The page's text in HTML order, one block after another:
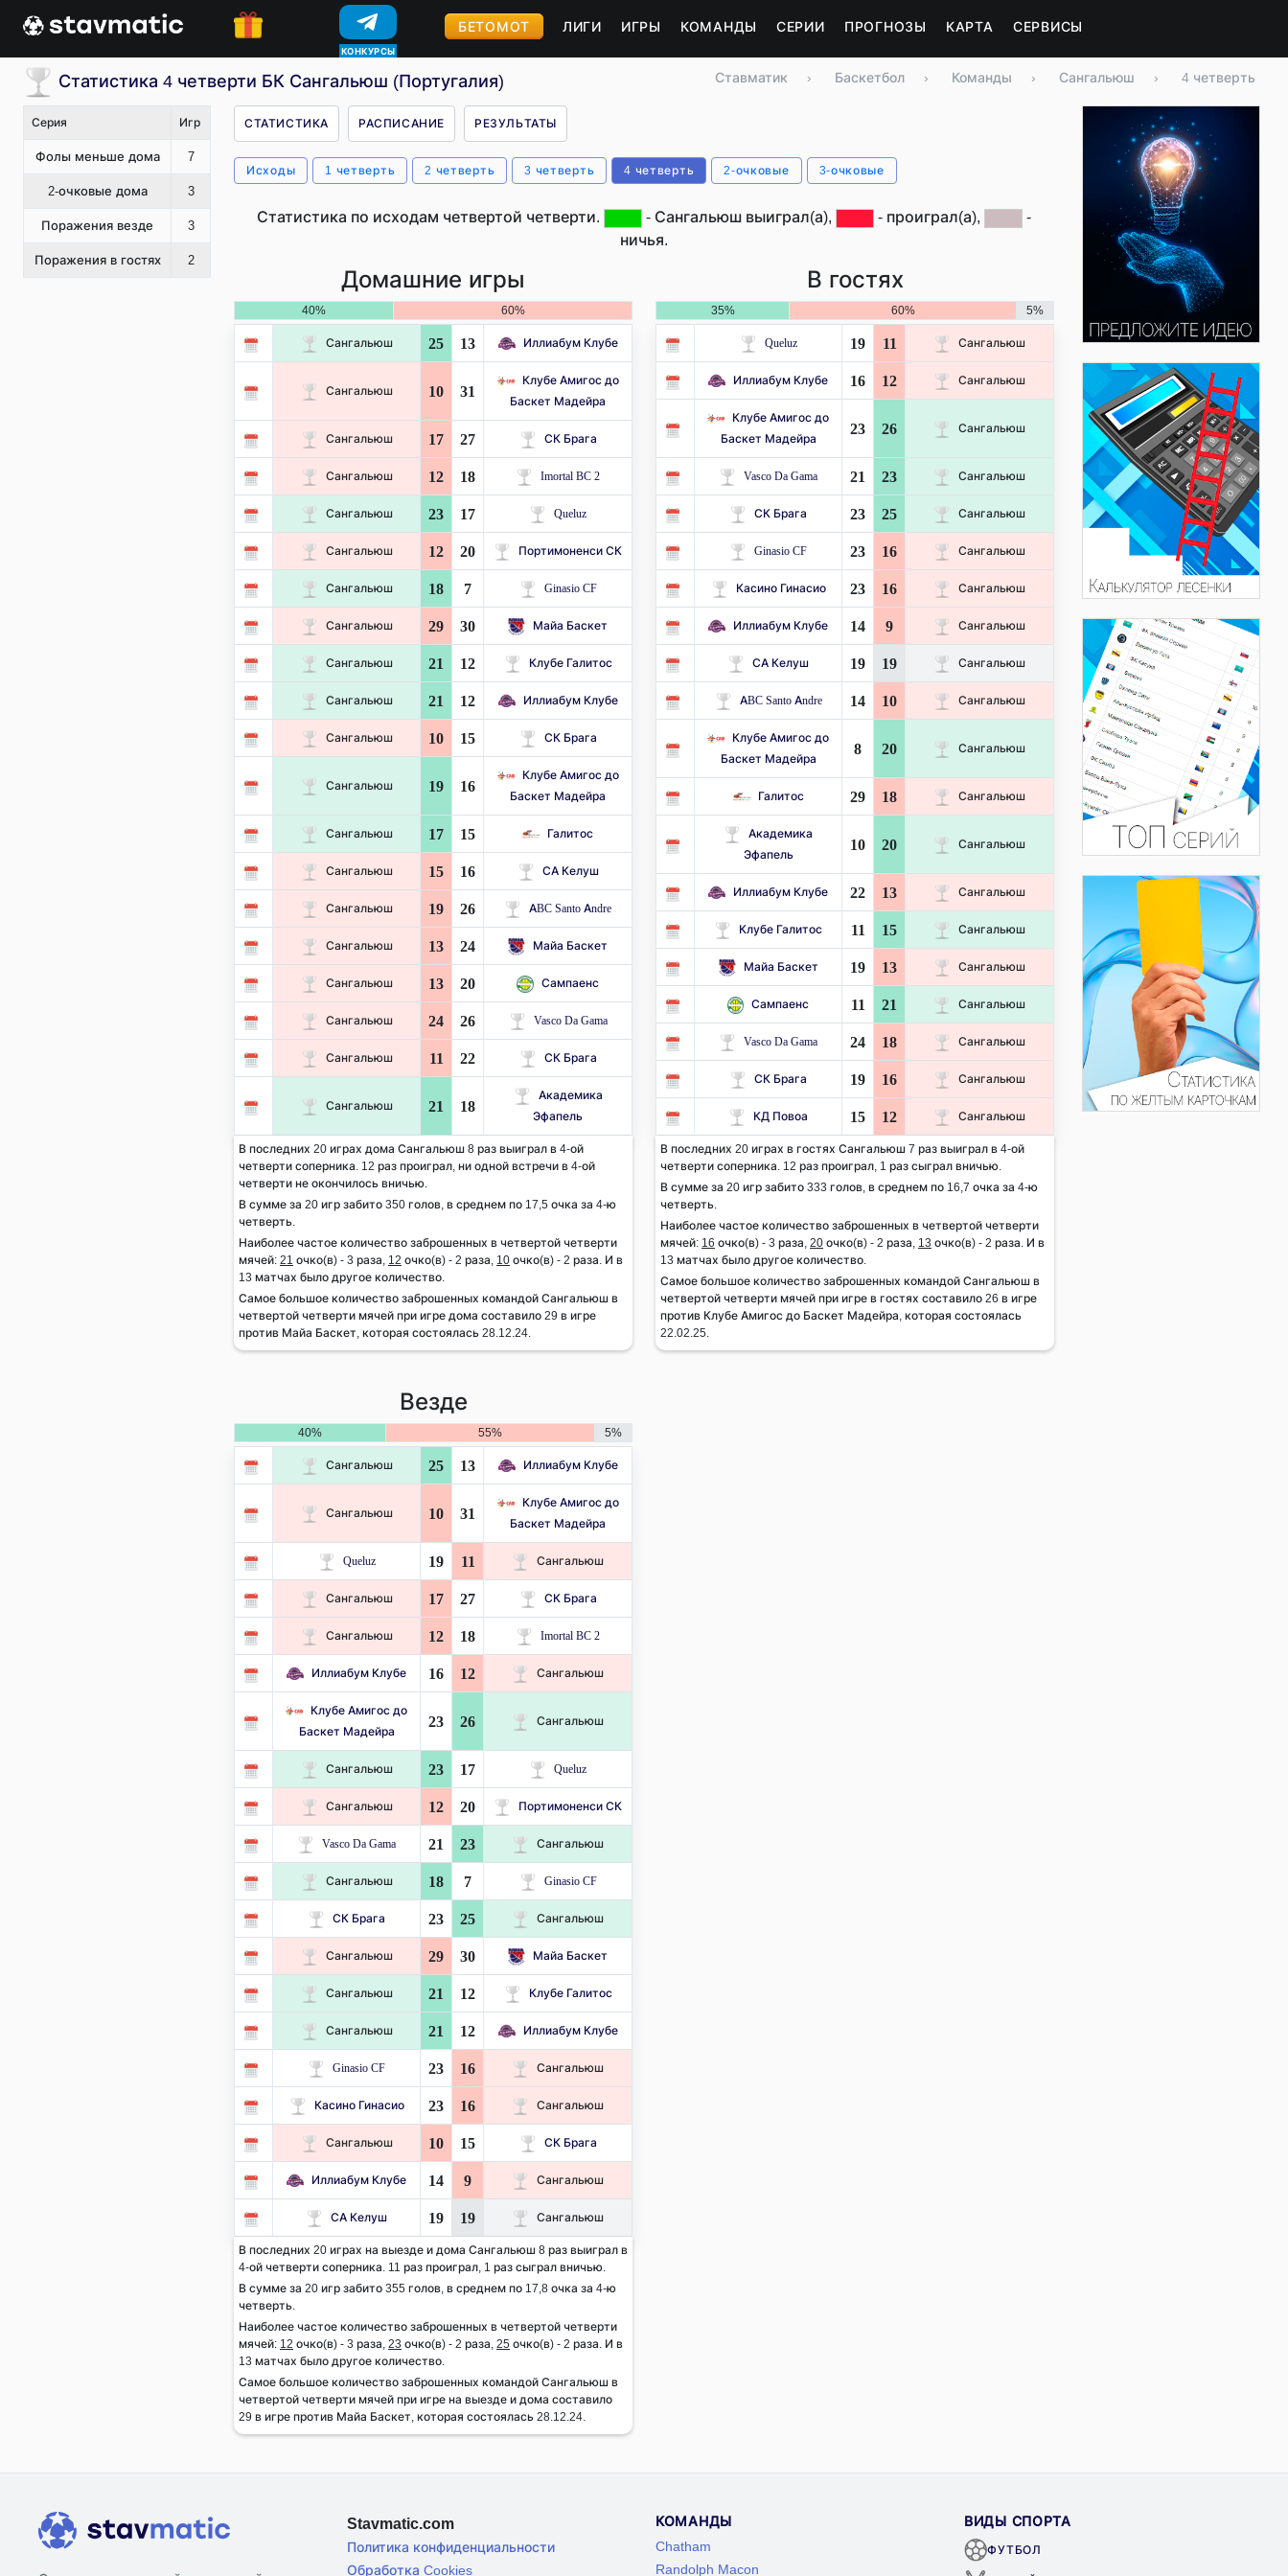
КОНКУРСЫ
БЕТОМОТ ЛИГИ ИГРЫ КОМАНДЫ СЕРИИ ПРОГНОЗЫ КАРТА СЕРВИСЫ
Статистика 4 четверти БК Сангальюш (Португалия) Ставматик › Баскетбол › Команды › Сангальюш › 4 четверть
Серия Игр
Фолы меньше дома 7
2-очковые дома 3
Поражения везде 3
Поражения в гостях 2
СТАТИСТИКА РАСПИСАНИЕ РЕЗУЛЬТАТЫ
Исходы 1 четверть 2 четверть 3 четверть 4 четверть 2-очковые 3-очковые
Статистика по исходам четвертой четверти. - Сангальюш выиграл(а), - проиграл(а),
-
ничья.
Домашние игры
40% 60%
Сангальюш 25 13 Иллиабум Клубе
Сангальюш 10 31
Клубе Амигос до
Баскет Мадейра
Сангальюш 17 27 СК Брага
Сангальюш 12 18 Imortal BC 2
Сангальюш 23 17 Queluz
Сангальюш 12 20 Портимоненси СК
Сангальюш 18 7 Ginasio CF
Сангальюш 29 30 Майа Баскет
Сангальюш 21 12 Клубе Галитос
Сангальюш 21 12 Иллиабум Клубе
Сангальюш 10 15 СК Брага
Сангальюш 19 16
Клубе Амигос до
Баскет Мадейра
Сангальюш 17 15 Галитос
Сангальюш 15 16 СА Келуш
Сангальюш 19 26 ABC Santo Andre
Сангальюш 13 24 Майа Баскет
Сангальюш 13 20 Сампаенс
Сангальюш 24 26 Vasco Da Gama
Сангальюш 11 22 СК Брага
Сангальюш 21 18
Академика
Эфапель
В последних 20 играх дома Сангальюш 8 раз выиграл в 4-ой
четверти соперника. 12 раз проиграл, ни одной встречи в 4-ой
четверти не окончилось вничью.
В сумме за 20 игр забито 350 голов, в среднем по 17,5 очка за 4-ю
четверть.
Наиболее частое количество заброшенных в четвертой четверти
мячей: 21 очко(в) - 3 раза, 12 очко(в) - 2 раза, 10 очко(в) - 2 раза. И в
13 матчах было другое количество.
Самое большое количество заброшенных командой Сангальюш в
четвертой четверти мячей при игре дома составило 29 в игре
против Майа Баскет, которая состоялась 28.12.24.
В гостях
35% 60% 5%
Queluz 19 11 Сангальюш
Иллиабум Клубе 16 12 Сангальюш
Клубе Амигос до
Баскет Мадейра
23 26 Сангальюш
Vasco Da Gama 21 23 Сангальюш
СК Брага 23 25 Сангальюш
Ginasio CF 23 16 Сангальюш
Касино Гинасио 23 16 Сангальюш
Иллиабум Клубе 14 9 Сангальюш
СА Келуш 19 19 Сангальюш
ABC Santo Andre 14 10 Сангальюш
Клубе Амигос до
Баскет Мадейра
8 20 Сангальюш
Галитос 29 18 Сангальюш
Академика
Эфапель
10 20 Сангальюш
Иллиабум Клубе 22 13 Сангальюш
Клубе Галитос 11 15 Сангальюш
Майа Баскет 19 13 Сангальюш
Сампаенс 11 21 Сангальюш
Vasco Da Gama 24 18 Сангальюш
СК Брага 19 16 Сангальюш
КД Повоа 15 12 Сангальюш
В последних 20 играх в гостях Сангальюш 7 раз выиграл в 4-ой
четверти соперника. 12 раз проиграл, 1 раз сыграл вничью.
В сумме за 20 игр забито 333 голов, в среднем по 16,7 очка за 4-ю
четверть.
Наиболее частое количество заброшенных в четвертой четверти
мячей: 16 очко(в) - 3 раза, 20 очко(в) - 2 раза, 13 очко(в) - 2 раза. И в
13 матчах было другое количество.
Самое большое количество заброшенных командой Сангальюш в
четвертой четверти мячей при игре в гостях составило 26 в игре
против Клубе Амигос до Баскет Мадейра, которая состоялась
22.02.25.
Везде
40% 55% 5%
Сангальюш 25 13 Иллиабум Клубе
Сангальюш 10 31
Клубе Амигос до
Баскет Мадейра
Queluz 19 11 Сангальюш
Сангальюш 17 27 СК Брага
Сангальюш 12 18 Imortal BC 2
Иллиабум Клубе 16 12 Сангальюш
Клубе Амигос до
Баскет Мадейра
23 26 Сангальюш
Сангальюш 23 17 Queluz
Сангальюш 12 20 Портимоненси СК
Vasco Da Gama 21 23 Сангальюш
Сангальюш 18 7 Ginasio CF
СК Брага 23 25 Сангальюш
Сангальюш 29 30 Майа Баскет
Сангальюш 21 12 Клубе Галитос
Сангальюш 21 12 Иллиабум Клубе
Ginasio CF 23 16 Сангальюш
Касино Гинасио 23 16 Сангальюш
Сангальюш 10 15 СК Брага
Иллиабум Клубе 14 9 Сангальюш
СА Келуш 19 19 Сангальюш
В последних 20 играх на выезде и дома Сангальюш 8 раз выиграл в
4-ой четверти соперника. 11 раз проиграл, 1 раз сыграл вничью.
В сумме за 20 игр забито 355 голов, в среднем по 17,8 очка за 4-ю
четверть.
Наиболее частое количество заброшенных в четвертой четверти
мячей: 12 очко(в) - 3 раза, 23 очко(в) - 2 раза, 25 очко(в) - 2 раза. И в
13 матчах было другое количество.
Самое большое количество заброшенных командой Сангальюш в
четвертой четверти мячей при игре на выезде и дома составило
29 в игре против Майа Баскет, которая состоялась 28.12.24.
Stavmatic.com
Политика конфиденциальности
Обработка Cookies
КОМАНДЫ
Chatham
Randolph Macon
ВИДЫ СПОРТА
ФУТБОЛ